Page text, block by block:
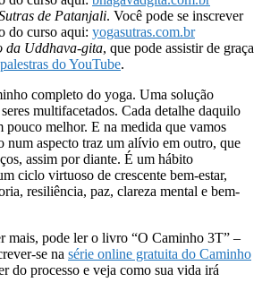
de Patanjali. Você pode se inscrever
do curso aqui: yogasutras.com.br
da Uddhava-gita, que pode assistir de graça
do YouTube.
completo do yoga. Uma solução
multifacetados. Cada detalhe daquilo
pouco melhor. E na medida que vamos
num aspecto traz um alívio em outro, que
assim por diante. É um hábito
ciclo virtuoso de crescente bem-estar,
resiliência, paz, clareza mental e bem-
mais, pode ler o livro “O Caminho 3T” –
se na série online gratuita do Caminho
do processo e veja como sua vida irá